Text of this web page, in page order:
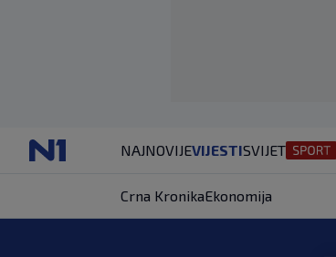
NAJNOVIJEVIJESTISVIJET
Crna KronikaEkonomija